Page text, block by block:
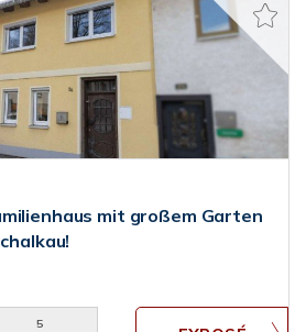
mit großem Garten
5